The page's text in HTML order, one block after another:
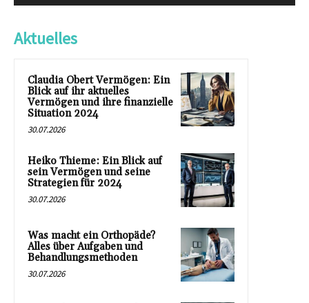
Aktuelles
Claudia Obert Vermögen: Ein
Blick auf ihr aktuelles
Vermögen und ihre finanzielle
Situation 2024
30.07.2026
Heiko Thieme: Ein Blick auf
sein Vermögen und seine
Strategien für 2024
30.07.2026
Was macht ein Orthopäde?
Alles über Aufgaben und
Behandlungsmethoden
30.07.2026